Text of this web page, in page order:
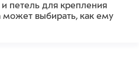
петель для крепления
выбирать, как ему